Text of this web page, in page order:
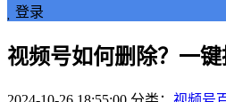
登录
视频号如何删除？一